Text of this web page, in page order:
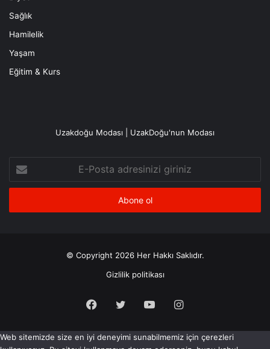
Sağlık
Hamilelik
Yaşam
Eğitim & Kurs
Uzakdoğu Modası | UzakDoğu'nun Modası
Posta
adresinizi
© Copyright 2026 Her Hakkı Saklıdır.
Gizlilik politikası
Facebook
X YouTubeInstagram
Web sitemizde size en iyi deneyimi sunabilmemiz için çerezleri